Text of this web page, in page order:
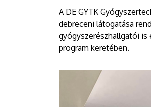
A DE GYTK
debreceni látogatása
gyógyszerészhallgatói is
program keretében.